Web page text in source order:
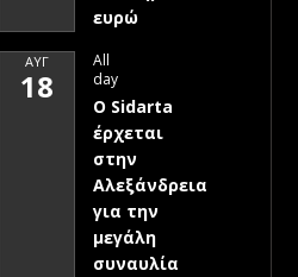
ευρώ
ΑΥΓ
18
All
day
Ο Sidarta
έρχεται
στην
Αλεξάνδρεια
για την
μεγάλη
συναυλία